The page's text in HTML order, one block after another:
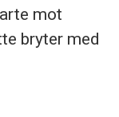
mot
bryter med